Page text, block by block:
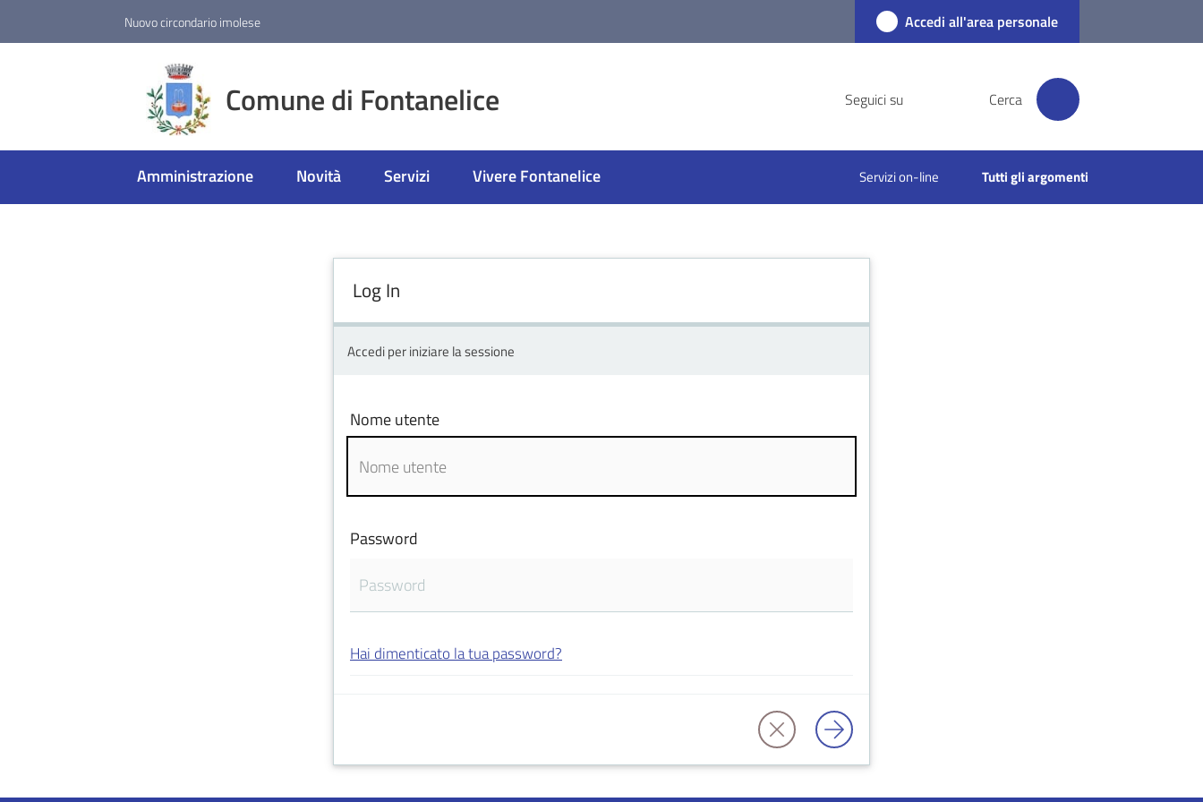
Nuovo circondario imolese Accedi all'area personale
Comune di Fontanelice Seguici su Cerca
Amministrazione Novità Servizi Vivere Fontanelice Servizi on-line Tutti gli argomenti
Log In
Accedi per iniziare la sessione
Nome utente
Password
Hai dimenticato la tua password?